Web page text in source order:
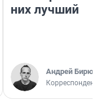
них лучший
Андрей
Корреспондент